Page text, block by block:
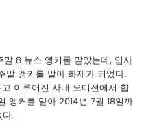
8 뉴스 앵커를 맡았는데, 입사
말 앵커를 맡아 화제가 되었다.
이루어진 사내 오디션에서 합
앵커를 맡아 2014년 7월 18일까
다.